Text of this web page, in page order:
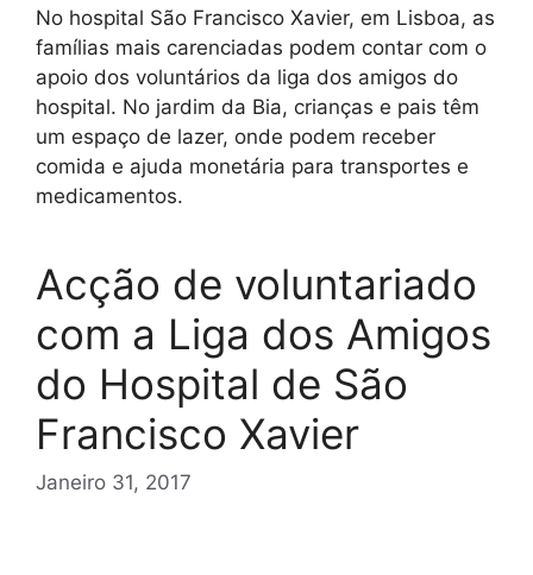
No hospital São Francisco Xavier, em Lisboa, as
famílias mais carenciadas podem contar com o
apoio dos voluntários da liga dos amigos do
hospital. No jardim da Bia, crianças e pais têm
um espaço de lazer, onde podem receber
comida e ajuda monetária para transportes e
medicamentos.
Acção de voluntariado
com a Liga dos Amigos
do Hospital de São
Francisco Xavier
Janeiro 31, 2017